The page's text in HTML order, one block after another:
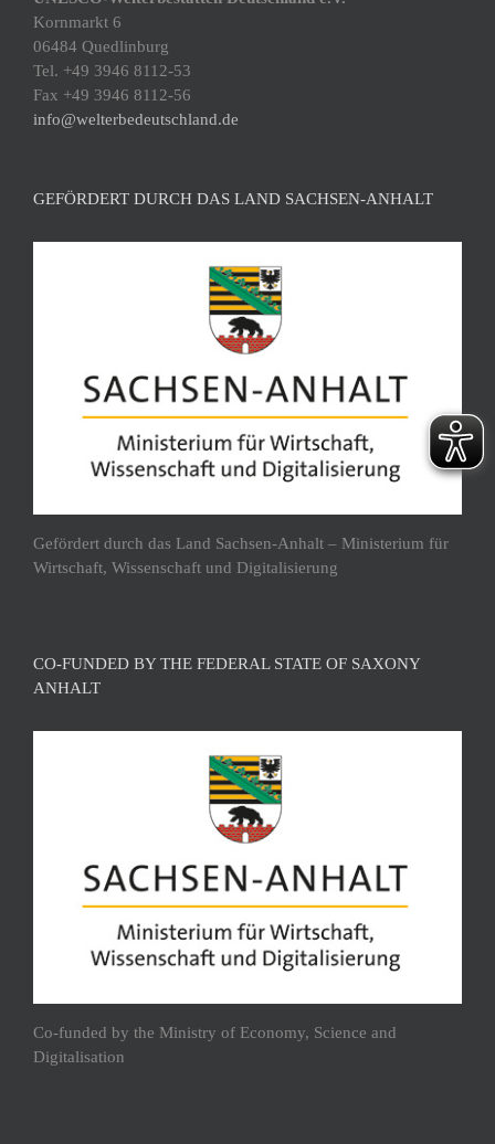
Kornmarkt 6
06484 Quedlinburg
Tel. +49 3946 8112-53
Fax +49 3946 8112-56
info@welterbedeutschland.de
GEFÖRDERT DURCH DAS LAND SACHSEN-ANHALT
Gefördert durch das Land Sachsen-Anhalt – Ministerium für
Wirtschaft, Wissenschaft und Digitalisierung
CO-FUNDED BY THE FEDERAL STATE OF SAXONY
ANHALT
Co-funded by the Ministry of Economy, Science and
Digitalisation